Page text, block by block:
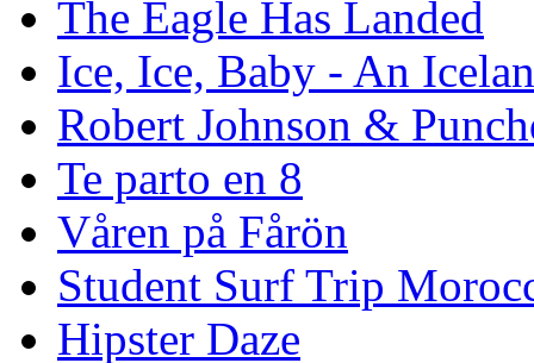
The Eagle Has Landed
Ice, Ice, Baby - An
Robert Johnson &
Te parto en 8
Våren på Fårön
Student Surf Trip
Hipster Daze